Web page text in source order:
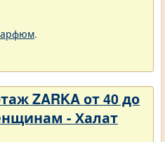
.
ZARKA от 40 до
- Халат